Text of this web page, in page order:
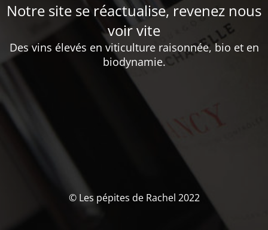
Notre site se réactualise, revenez nous
voir vite
Des vins élevés en viticulture raisonnée, bio et en
biodynamie.
© Les pépites de Rachel 2022